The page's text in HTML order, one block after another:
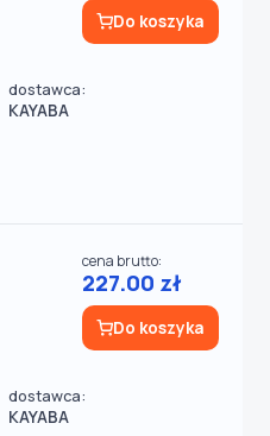
dostawca:
KAYABA
Do koszyka
dostawca:
KAYABA
cena brutto:
227.00 zł
Do koszyka